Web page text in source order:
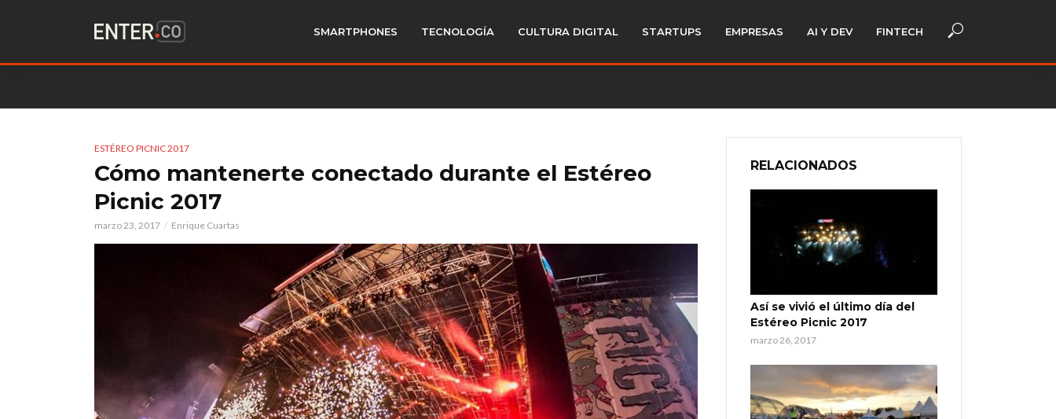
SMARTPHONES TECNOLOGÍA CULTURA DIGITAL STARTUPS EMPRESAS AI Y DEV FINTECH
ESTÉREO PICNIC 2017
Cómo mantenerte conectado durante el Estéreo
Picnic 2017
marzo 23, 2017 Enrique Cuartas
RELACIONADOS
Así se vivió el último día del
Estéreo Picnic 2017
marzo 26, 2017